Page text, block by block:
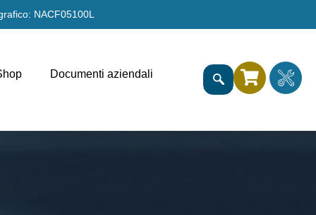
NACF05100L
Documenti aziendali